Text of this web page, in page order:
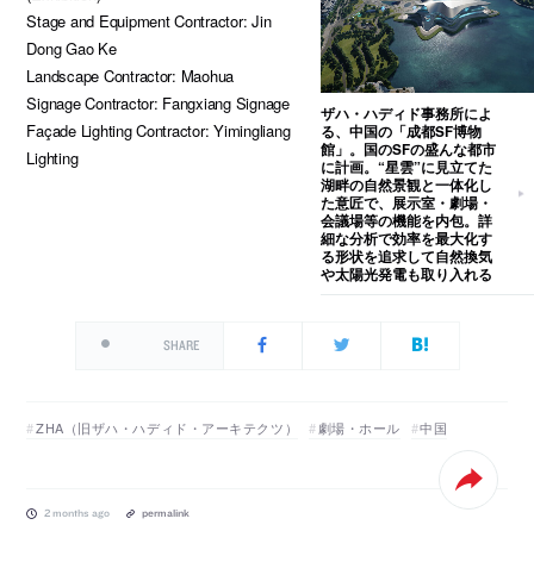
Stage and Equipment Contractor: Jin
Dong Gao Ke
Landscape Contractor: Maohua
Signage Contractor: Fangxiang Signage
Façade Lighting Contractor: Yimingliang
Lighting
ザハ・ハディド事務所によ
る、中国の「成都SF博物
館」。国のSFの盛んな都市
に計画。“星雲”に見立てた
湖畔の自然景観と一体化し
た意匠で、展示室・劇場・
会議場等の機能を内包。詳
細な分析で効率を最大化す
る形状を追求して自然換気
や太陽光発電も取り入れる
SHARE
ZHA（旧ザハ・ハディド・アーキテクツ） 劇場・ホール 中国
2 months ago permalink